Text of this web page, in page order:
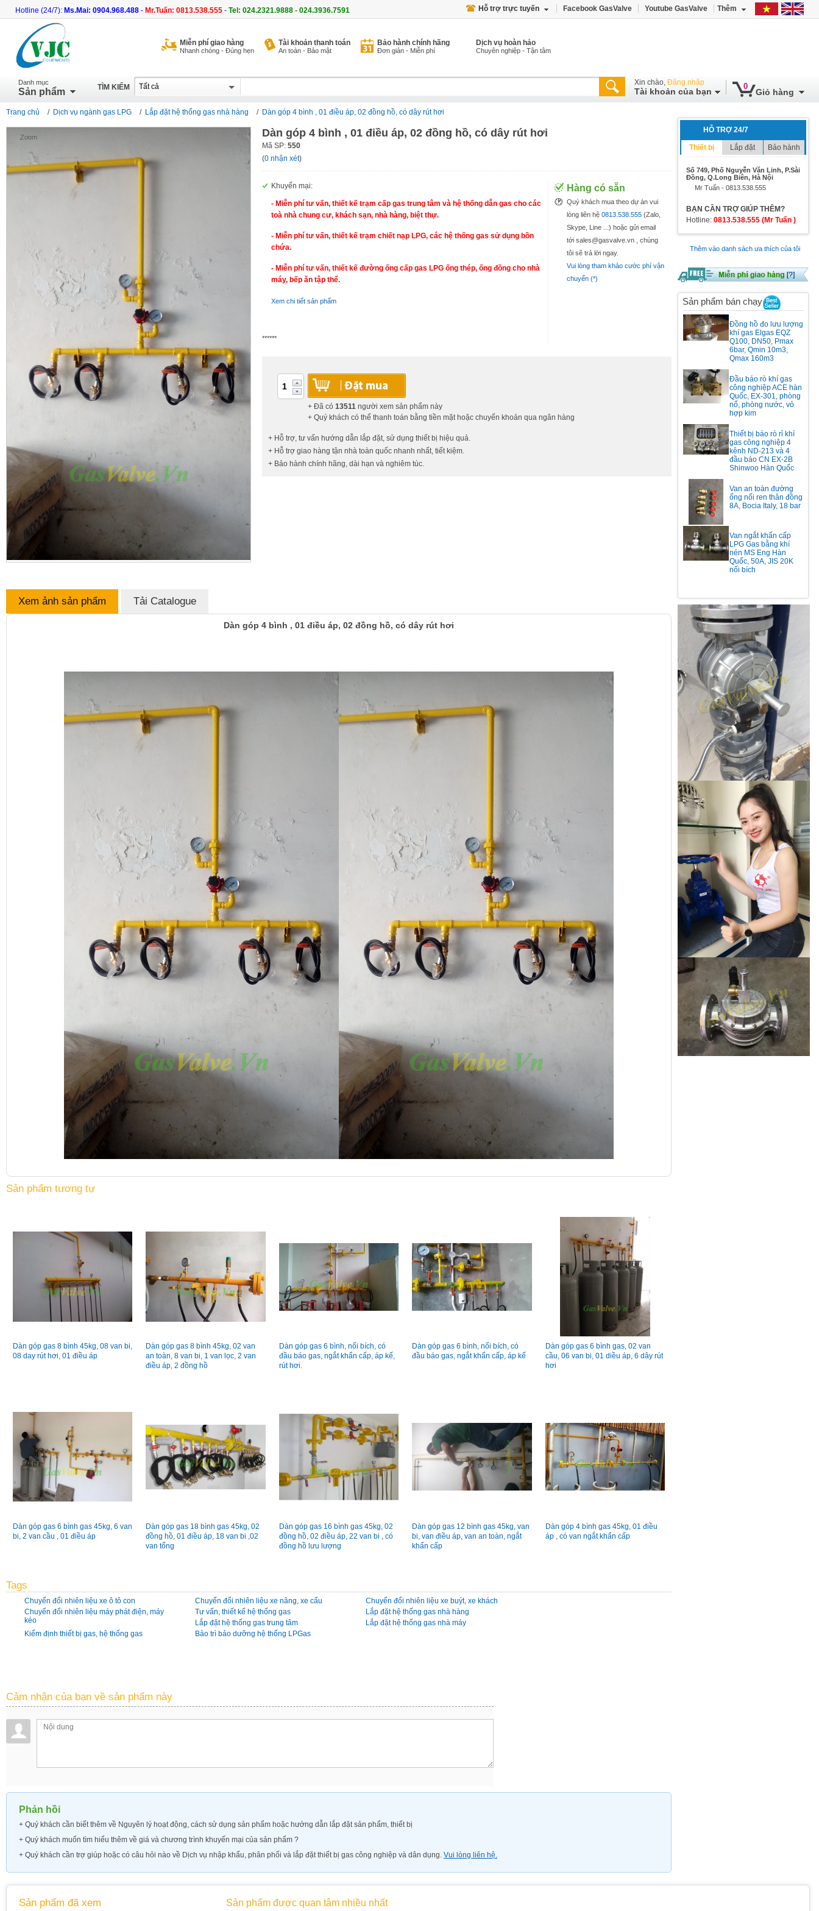
Hotline (24/7): Ms.Mai: 0904.968.488 - Mr.Tuấn: 0813.538.555 - Tel: 024.2321.9888 - 024.3936.7591 Hỗ trợ trực tuyến Facebook GasValve Youtube GasValve Thêm
Miễn phí giao hàng
Nhanh chóng - Đúng hẹn
Tài khoản thanh toán
An toàn - Bảo mật
Bảo hành chính hãng
Đơn giản - Miễn phí
Dịch vụ hoàn hảo
Chuyên nghiệp - Tận tâm
TÌM KIẾM
Danh mục
Sản phẩm
Xin chào, Đăng nhập
Tài khoản của bạn
0
Giỏ hàng
Trang chủ / Dịch vụ ngành gas LPG / Lắp đặt hệ thống gas nhà hàng / Dàn góp 4 bình , 01 điều áp, 02 đồng hồ, có dây rút hơi
Zoom
HỖ TRỢ 24/7
Thiết bị Lắp đặt Bảo hành
Số 749, Phố Nguyễn Văn Linh, P.Sài
Đồng, Q.Long Biên, Hà Nội
Mr Tuấn - 0813.538.555
BẠN CẦN TRỢ GIÚP THÊM?
Hotline: 0813.538.555 (Mr Tuấn )
Thêm vào danh sách ưa thích của tôi
Sản phẩm bán chạy
Đồng hồ đo lưu lượng
khí gas Elgas EQZ
Q100, DN50, Pmax
6bar, Qmin 10m3,
Qmax 160m3
Đầu báo rò khí gas
công nghiệp ACE hàn
Quốc, EX-301, phòng
nổ, phòng nước, vỏ
hợp kim
Thiết bị báo rò rỉ khí
gas công nghiệp 4
kênh ND-213 và 4
đầu báo CN EX-2B
Shinwoo Hàn Quốc
Van an toàn đường
ống nối ren thân đồng
8A, Bocia Italy, 18 bar
Van ngắt khẩn cấp
LPG Gas bằng khí
nén MS Eng Hàn
Quốc, 50A, JIS 20K
nối bích
Dàn góp 4 bình , 01 điều áp, 02 đồng hồ, có dây rút hơi
Mã SP: 550
(0 nhận xét)
Khuyến mại:
- Miễn phí tư vấn, thiết kế trạm cấp gas trung tâm và hệ thống dẫn gas cho các
toà nhà chung cư, khách sạn, nhà hàng, biệt thự.
- Miễn phí tư vấn, thiết kế trạm chiết nạp LPG, các hệ thống gas sử dụng bồn
chứa.
- Miễn phí tư vấn, thiết kế đường ống cấp gas LPG ống thép, ống đồng cho nhà
máy, bếp ăn tập thể.
Xem chi tiết sản phẩm
******
Hàng có sẵn
Quý khách mua theo dự án vui
lòng liên hệ 0813.538.555 (Zalo,
Skype, Line ...) hoặc gửi email
tới sales@gasvalve.vn , chúng
tôi sẽ trả lời ngay.
Vui lòng tham khảo cước phí vận
chuyển (*)
+ Đã có 13511 người xem sản phẩm này
+ Quý khách có thể thanh toán bằng tiền mặt hoặc chuyển khoản qua ngân hàng
+ Hỗ trợ, tư vấn hướng dẫn lắp đặt, sử dụng thiết bị hiệu quả.
+ Hỗ trợ giao hàng tận nhà toàn quốc nhanh nhất, tiết kiệm.
+ Bảo hành chính hãng, dài hạn và nghiêm túc.
Xem ảnh sản phẩm Tải Catalogue
Dàn góp 4 bình , 01 điều áp, 02 đồng hồ, có dây rút hơi
Sản phẩm tương tự
Dàn góp gas 8 bình 45kg, 08 van bi,
08 day rút hơi, 01 điều áp
Dàn góp gas 8 bình 45kg, 02 van
an toàn, 8 van bi, 1 van lọc, 2 van
điều áp, 2 đồng hồ
Dàn góp gas 6 bình, nối bích, có
đầu báo gas, ngắt khẩn cấp, áp kế,
rút hơi.
Dàn góp gas 6 bình, nối bích, có
đầu báo gas, ngắt khẩn cấp, áp kế
Dàn góp gas 6 bình gas, 02 van
cầu, 06 van bi, 01 diều áp, 6 dây rút
hơi
Dàn góp gas 6 bình gas 45kg, 6 van
bi, 2 van cầu , 01 điều áp
Dàn góp gas 18 bình gas 45kg, 02
đồng hồ, 01 điều áp, 18 van bi ,02
van tổng
Dàn góp gas 16 bình gas 45kg, 02
đồng hồ, 02 điều áp, 22 van bi , có
đồng hồ lưu lượng
Dàn góp gas 12 bình gas 45kg, van
bi, van điều áp, van an toàn, ngắt
khẩn cấp
Dàn góp 4 bình gas 45kg, 01 điều
áp , có van ngắt khẩn cấp
Tags
Chuyển đổi nhiên liệu xe ô tô con Chuyển đổi nhiên liệu xe nâng, xe cẩu
Chuyển đổi nhiên liệu xe buýt, xe khách
Chuyển đổi nhiên liệu máy phát điện, máy
kéo
Tư vấn, thiết kế hệ thống gas
Lắp đặt hệ thống gas nhà hàng
Lắp đặt hệ thống gas trung tâm
Lắp đặt hệ thống gas nhà máy
Kiểm định thiết bị gas, hệ thống gas
Bảo trì bảo dưỡng hệ thống LPGas
Cảm nhận của bạn về sản phẩm này
Phản hồi
+ Quý khách cần biết thêm về Nguyên lý hoạt động, cách sử dụng sản phẩm hoặc hướng dẫn lắp đặt sản phẩm, thiết bị
+ Quý khách muốn tìm hiểu thêm về giá và chương trình khuyến mại của sản phẩm ?
+ Quý khách cần trợ giúp hoặc có câu hỏi nào về Dịch vụ nhập khẩu, phân phối và lắp đặt thiết bị gas công nghiệp và dân dụng. Vui lòng liên hệ.
Sản phẩm đã xem Sản phẩm được quan tâm nhiều nhất